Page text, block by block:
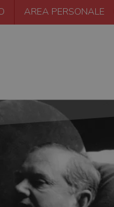
AREA PERSONALE